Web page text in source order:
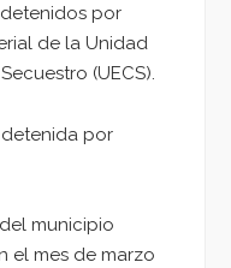
por
de la Unidad
(UECS).
detenida por
municipio
el mes de marzo